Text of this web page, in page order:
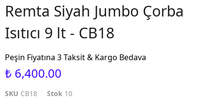
Remta Siyah Jumbo Çorba
Isıtıcı 9 lt - CB18
Peşin Fiyatına 3 Taksit & Kargo Bedava
₺ 6,400.00
SKU CB18 Stok 10